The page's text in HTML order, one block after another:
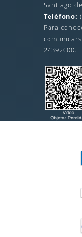
Santiago
Teléfono:
Para
24392000.